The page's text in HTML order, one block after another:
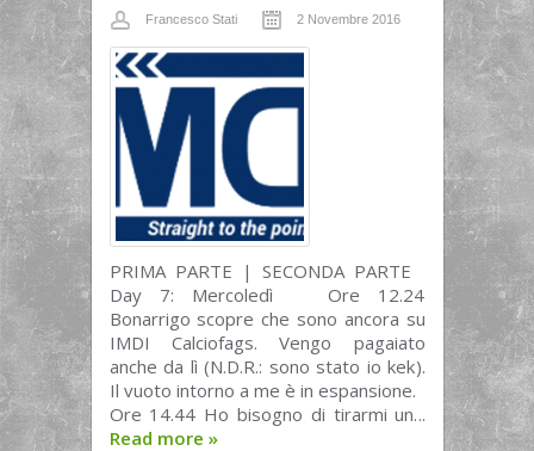
Francesco Stati 2 Novembre 2016
PRIMA PARTE | SECONDA PARTE
Day 7: Mercoledì Ore 12.24
Bonarrigo scopre che sono ancora su
IMDI Calciofags. Vengo pagaiato
anche da lì (N.D.R.: sono stato io kek).
Il vuoto intorno a me è in espansione.
Ore 14.44 Ho bisogno di tirarmi un...
Read more »